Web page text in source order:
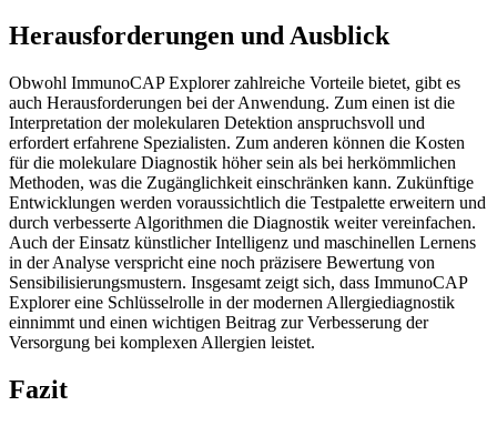
Herausforderungen und Ausblick
Obwohl ImmunoCAP Explorer zahlreiche Vorteile bietet, gibt es
auch Herausforderungen bei der Anwendung. Zum einen ist die
Interpretation der molekularen Detektion anspruchsvoll und
erfordert erfahrene Spezialisten. Zum anderen können die Kosten
für die molekulare Diagnostik höher sein als bei herkömmlichen
Methoden, was die Zugänglichkeit einschränken kann. Zukünftige
Entwicklungen werden voraussichtlich die Testpalette erweitern und
durch verbesserte Algorithmen die Diagnostik weiter vereinfachen.
Auch der Einsatz künstlicher Intelligenz und maschinellen Lernens
in der Analyse verspricht eine noch präzisere Bewertung von
Sensibilisierungsmustern. Insgesamt zeigt sich, dass ImmunoCAP
Explorer eine Schlüsselrolle in der modernen Allergiediagnostik
einnimmt und einen wichtigen Beitrag zur Verbesserung der
Versorgung bei komplexen Allergien leistet.
Fazit